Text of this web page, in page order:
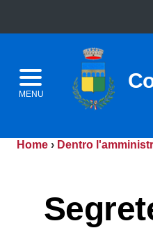
MENU
Home › Dentro